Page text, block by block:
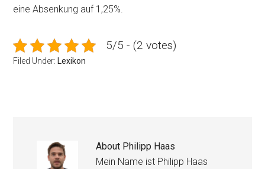
eine Absenkung auf 1,25%.
5/5 - (2 votes)
Filed Under: Lexikon
About Philipp Haas
Mein Name ist Philipp Haas